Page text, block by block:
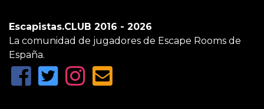
Escapistas.CLUB 2016 - 2026
La comunidad de jugadores de Escape Rooms de
España.